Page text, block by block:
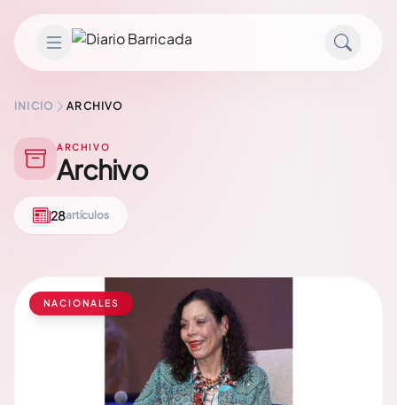
INICIO ARCHIVO
ARCHIVO
Archivo
28artículos
NACIONALES